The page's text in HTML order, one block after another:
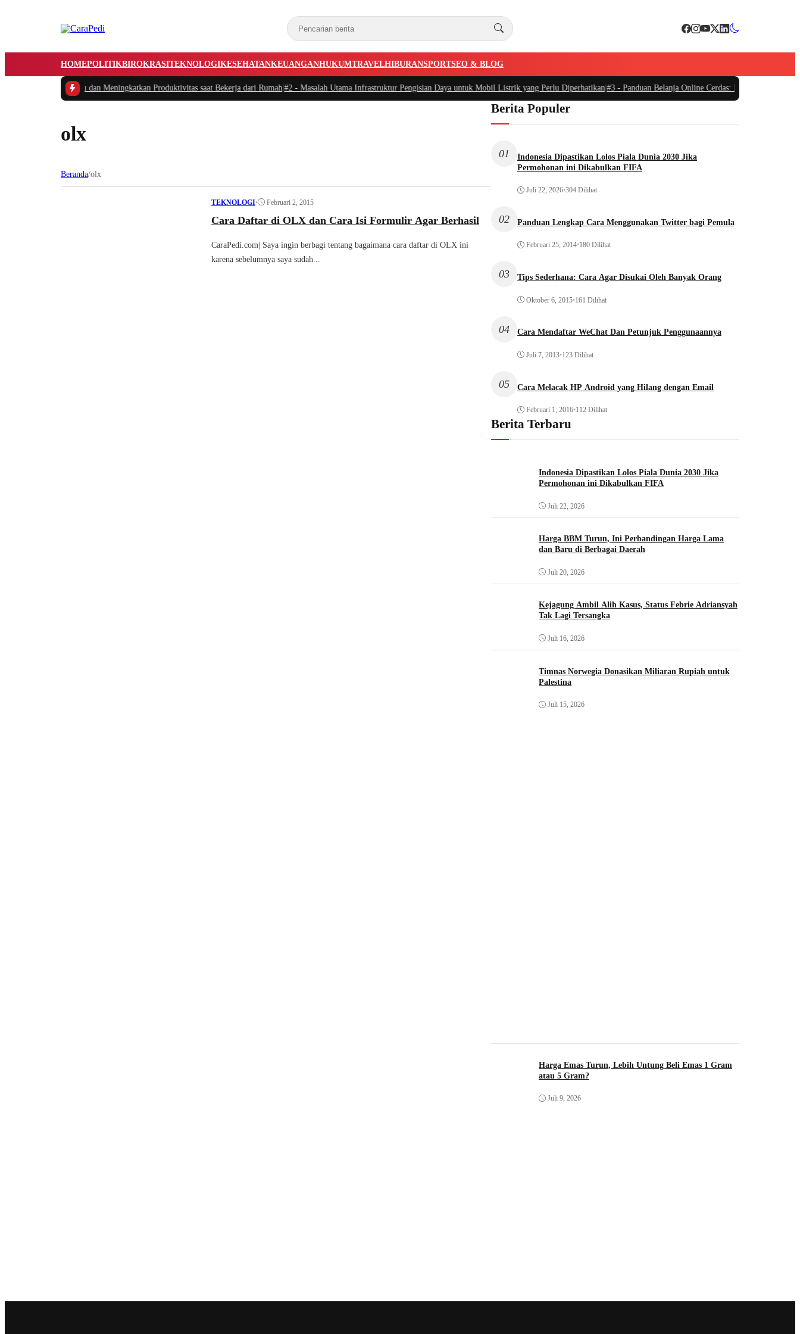
HOMEPOLITIKBIROKRASITEKNOLOGIKESEHATANKEUANGANHUKUMTRAVELHIBURANSPORTSEO & BLOG
Mengatur Waktu dan Meningkatkan Produktivitas saat Bekerja dari Rumah|#2 -Masalah Utama Infrastruktur Pengisian Daya untuk Mobil Listrik yang Perlu Diperhatikan|#3 -Panduan Belanja Online Cerdas: Pilih Produk dengan
olx
Beranda/olx
TEKNOLOGI• Februari 2, 2015
Cara Daftar di OLX dan Cara Isi Formulir Agar Berhasil
CaraPedi.com| Saya ingin berbagi tentang bagaimana cara daftar di OLX ini
karena sebelumnya saya sudah...
Berita Populer
01
Indonesia Dipastikan Lolos Piala Dunia 2030 Jika
Permohonan ini Dikabulkan FIFA
Juli 22, 2026•304 Dilihat
02 Panduan Lengkap Cara Menggunakan Twitter bagi Pemula
Februari 25, 2014•180 Dilihat
03 Tips Sederhana: Cara Agar Disukai Oleh Banyak Orang
Oktober 6, 2015•161 Dilihat
04 Cara Mendaftar WeChat Dan Petunjuk Penggunaannya
Juli 7, 2013•123 Dilihat
05 Cara Melacak HP Android yang Hilang dengan Email
Februari 1, 2016•112 Dilihat
Berita Terbaru
Indonesia Dipastikan Lolos Piala Dunia 2030 Jika
Permohonan ini Dikabulkan FIFA
Juli 22, 2026
Harga BBM Turun, Ini Perbandingan Harga Lama
dan Baru di Berbagai Daerah
Juli 20, 2026
Kejagung Ambil Alih Kasus, Status Febrie Adriansyah
Tak Lagi Tersangka
Juli 16, 2026
Timnas Norwegia Donasikan Miliaran Rupiah untuk
Palestina
Juli 15, 2026
Harga Emas Turun, Lebih Untung Beli Emas 1 Gram
atau 5 Gram?
Juli 9, 2026